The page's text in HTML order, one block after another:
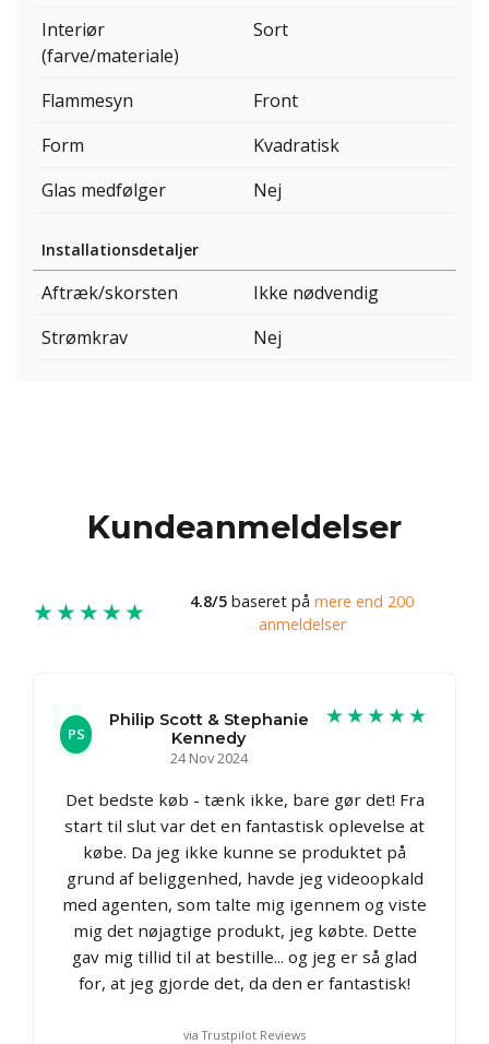
Interiør
(farve/materiale)
Sort
Flammesyn
Front
Form
Kvadratisk
Glas medfølger
Nej
Installationsdetaljer
Aftræk/skorsten
Ikke nødvendig
Strømkrav
Nej
Kundeanmeldelser
★★★★★ 4.8/5 baseret på mere end 200
anmeldelser
PS
Philip Scott & Stephanie
Kennedy
24 Nov 2024
★★★★★
Det bedste køb - tænk ikke, bare gør det! Fra
start til slut var det en fantastisk oplevelse at
købe. Da jeg ikke kunne se produktet på
grund af beliggenhed, havde jeg videoopkald
med agenten, som talte mig igennem og viste
mig det nøjagtige produkt, jeg købte. Dette
gav mig tillid til at bestille... og jeg er så glad
for, at jeg gjorde det, da den er fantastisk!
via Trustpilot Reviews